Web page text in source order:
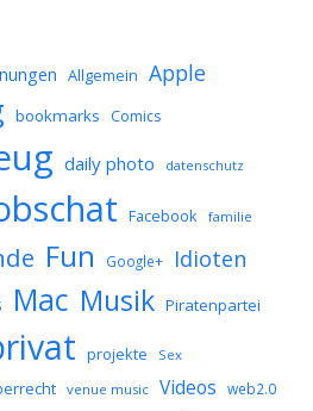
Allgemein Apple
bookmarks Comics
daily photo datenschutz
Facebook familie
Fun Google+ Idioten
Mac Musik Piratenpartei
projekte Sex
venue music Videos web2.0